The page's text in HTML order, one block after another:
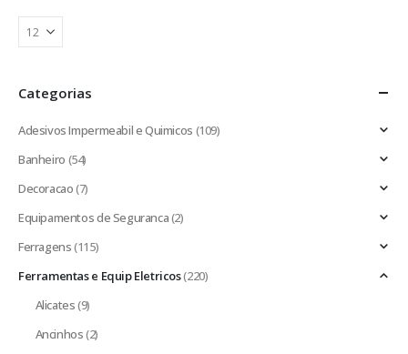
Categorias
Adesivos Impermeabil e Quimicos (109)
Banheiro (54)
Decoracao(7)
Equipamentos de Seguranca(2)
Ferragens(115)
Ferramentas e Equip Eletricos(220)
Alicates(9)
Ancinhos(2)